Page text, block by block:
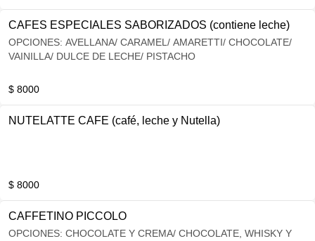
CAFES ESPECIALES SABORIZADOS (contiene leche)
OPCIONES: AVELLANA/ CARAMEL/ AMARETTI/ CHOCOLATE/
VAINILLA/ DULCE DE LECHE/ PISTACHO
$ 8000
NUTELATTE CAFE (café, leche y Nutella)
$ 8000
CAFFETINO PICCOLO
OPCIONES: CHOCOLATE Y CREMA/ CHOCOLATE, WHISKY Y